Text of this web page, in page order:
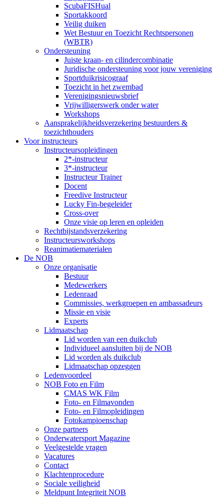
ScubaFISHual
Sportakkoord
Veilig duiken
Wet Bestuur en Toezicht Rechtspersonen
(WBTR)
Ondersteuning
Juiste kraan- en cilindercombinatie
Juridische ondersteuning voor jouw vereniging
Sportduikrisicograaf
Toezicht in het zwembad
Verenigingsnieuwsbrief
Vrijwilligerswerk onder water
Workshops
Aansprakelijkheidsverzekering bestuurders &
toezichthouders
Voor instructeurs
Instructeursopleidingen
2*-instructeur
3*-instructeur
Instructeur Trainer
Docent
Freedive Instructeur
Lucky Fin-begeleider
Cross-over
Onze visie op leren en opleiden
Rechtbijstandsverzekering
Instructeursworkshops
Reanimatiematerialen
De NOB
Onze organisatie
Bestuur
Medewerkers
Ledenraad
Commissies, werkgroepen en ambassadeurs
Missie en visie
Experts
Lidmaatschap
Lid worden van een duikclub
Individueel aansluiten bij de NOB
Lid worden als duikclub
Lidmaatschap opzeggen
Ledenvoordeel
NOB Foto en Film
CMAS WK Film
Foto- en Filmavonden
Foto- en Filmopleidingen
Fotokampioenschap
Onze partners
Onderwatersport Magazine
Veelgestelde vragen
Vacatures
Contact
Klachtenprocedure
Sociale veiligheid
Meldpunt Integriteit NOB